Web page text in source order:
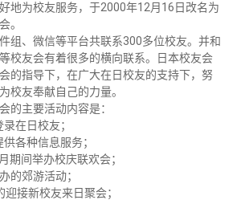
校友讲坛
校友视界
实用信息
总会章程
理事会名单
制度法规
地为校友服务，于2000年12月16日改名为
。
组、微信等平台共联系300多位校友。并和
校友会有着很多的横向联系。日本校友会
的指导下，在广大在日校友的支持下，努
校友奉献自己的力量。
的主要活动内容是：
在日校友；
各种信息服务；
间举办校庆联欢会；
的郊游活动；
接新校友来日聚会；